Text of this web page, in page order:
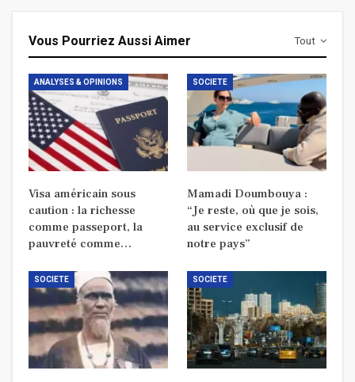
Tout
Vous Pourriez Aussi Aimer
ANALYSES & OPINIONS
Visa américain sous
caution : la richesse
comme passeport, la
pauvreté comme…
SOCIETE
Mamadi Doumbouya :
“Je reste, où que je sois,
au service exclusif de
notre pays”
SOCIETE SOCIETE